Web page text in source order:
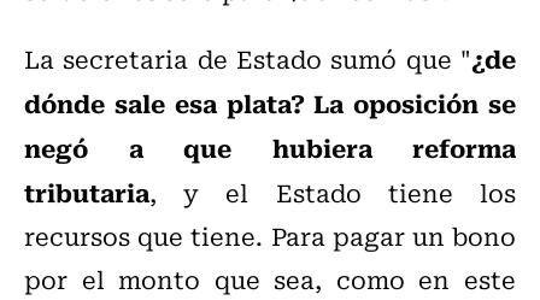
La secretaria de Estado sumó que "¿de
dónde sale esa plata? La oposición se
negó a que hubiera reforma
tributaria, y el Estado tiene los
recursos que tiene. Para pagar un bono
por el monto que sea, como en este